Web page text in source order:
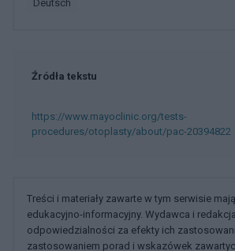
deutsch
Źródła tekstu
https://www.mayoclinic.org/tests-
procedures/otoplasty/about/pac-20394822
Treści i materiały zawarte w tym serwisie
edukacyjno-informacyjny. Wydawca i
odpowiedzialności za efekty ich
zastosowaniem porad i wskazówek